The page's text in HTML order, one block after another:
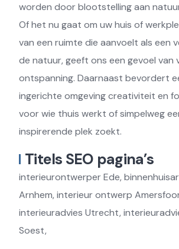
worden door blootstelling aan
Of het nu gaat om uw huis of
van een ruimte die aanvoelt als een
de natuur, geeft ons een gevoel van
ontspanning. Daarnaast bevordert
ingerichte omgeving creativiteit en
voor wie thuis werkt of simpelweg
inspirerende plek zoekt.
Titels SEO pagina’s
interieurontwerper Ede,
Arnhem, interieur ontwerp
interieuradvies Utrecht,
Soest,